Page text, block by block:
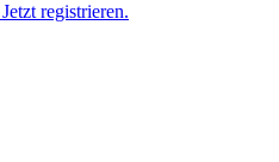
registrieren.